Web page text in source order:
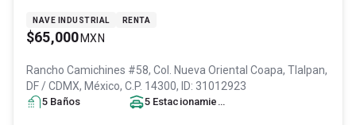
NAVE INDUSTRIAL RENTA
$65,000 MXN
Rancho Camichines #58, Col. Nueva Oriental Coapa, Tlalpan,
DF / CDMX, México, C.P. 14300, ID: 31012923
5 Baños 5 Estacionamiento